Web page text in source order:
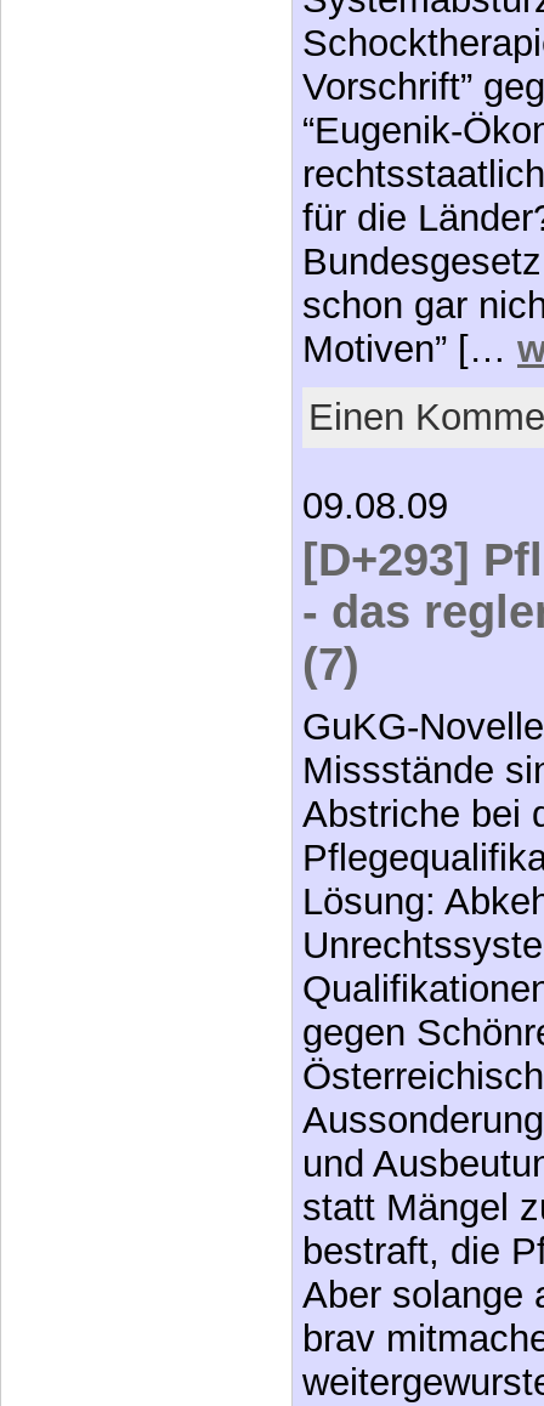
Vorschrift”
“Eugenik-
für die
schon gar
Motiven” […
Einen
09.08.09
[D+293]
- das
(7)
GuKG-
Missstände
Abstriche bei
Lösung:
gegen
und
statt Mängel
bestraft, die
Aber solange
brav